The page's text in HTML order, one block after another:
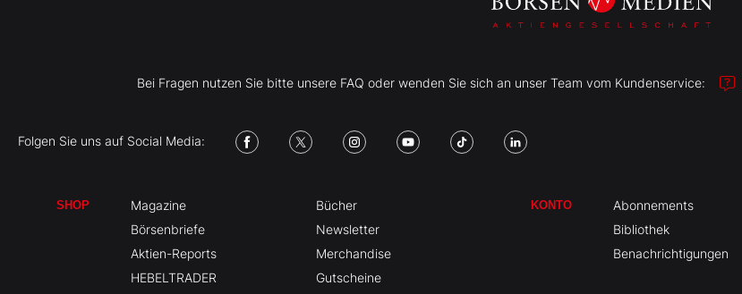
Bei Fragen nutzen Sie bitte unsere FAQ oder wenden Sie sich an unser Team vom Kundenservice:
Folgen Sie uns auf Social Media:
SHOP
Magazine
Börsenbriefe
Aktien-Reports
HEBELTRADER
Bücher
Newsletter
Merchandise
Gutscheine
KONTO
Abonnements
Bibliothek
Benachrichtigungen